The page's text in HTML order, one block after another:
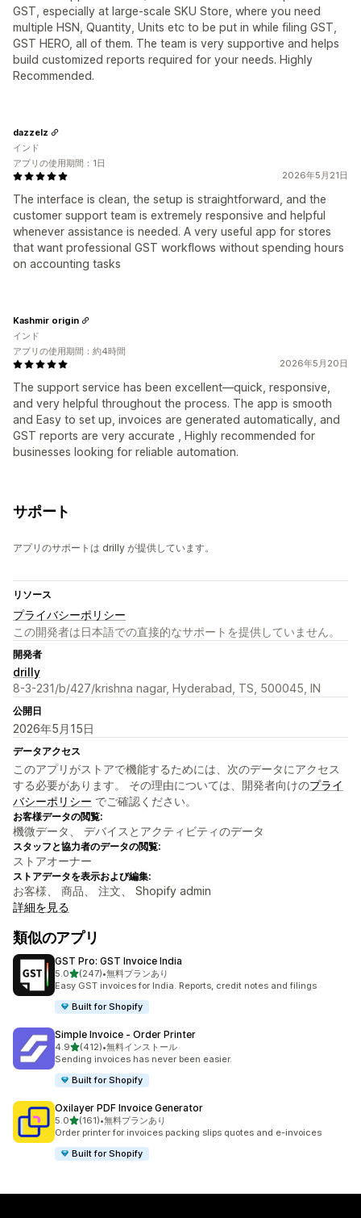
GST, especially at large-scale SKU Store, where you need
multiple HSN, Quantity, Units etc to be put in while filing GST,
GST HERO, all of them. The team is very supportive and helps
build customized reports required for your needs. Highly
Recommended.
2026年5月21日
The interface is clean, the setup is straightforward, and the
customer support team is extremely responsive and helpful
whenever assistance is needed. A very useful app for stores
that want professional GST workflows without spending hours
on accounting tasks
dazzelz
インド
アプリの使用期間：1日
2026年5月20日
The support service has been excellent—quick, responsive,
and very helpful throughout the process. The app is smooth
and Easy to set up, invoices are generated automatically, and
GST reports are very accurate , Highly recommended for
businesses looking for reliable automation.
Kashmir origin
インド
アプリの使用期間：約4時間
サポート
アプリのサポートは drilly が提供しています。
リソース
プライバシーポリシー
この開発者は日本語での直接的なサポートを提供していません。
開発者
drilly
8-3-231/b/427/krishna nagar, Hyderabad, TS, 500045, IN
公開日
2026年5月15日
データアクセス
このアプリがストアで機能するためには、次のデータにアクセス
する必要があります。 その理由については、開発者向けのプライ
バシーポリシー でご確認ください。
お客様データの閲覧:
機微データ、 デバイスとアクティビティのデータ
スタッフと協力者のデータの閲覧:
ストアオーナー
ストアデータを表示および編集:
お客様、 商品、 注文、 Shopify admin
詳細を見る
類似のアプリ
GST Pro: GST Invoice India
5.05つ星中
(247)
合計レビュー数：247件
•無料プランあり
Easy GST invoices for India. Reports, credit notes and filings
Built for Shopify
Simple Invoice ‑ Order Printer
4.95つ星中
(412)
合計レビュー数：412件
•無料インストール
Sending invoices has never been easier.
Built for Shopify
Oxilayer PDF Invoice Generator
5.05つ星中
(161)
合計レビュー数：161件
•無料プランあり
Order printer for invoices packing slips quotes and e-invoices
Built for Shopify